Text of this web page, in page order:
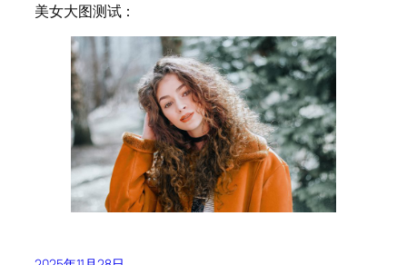
美女大图测试：